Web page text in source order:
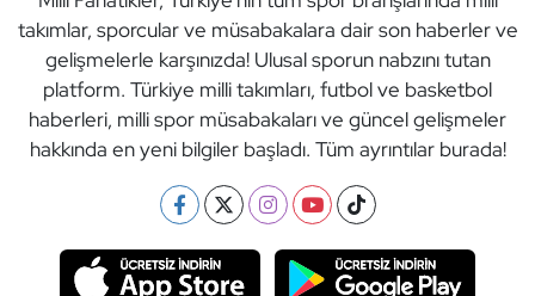
takımlar, sporcular ve müsabakalara dair son haberler ve
gelişmelerle karşınızda! Ulusal sporun nabzını tutan
platform. Türkiye milli takımları, futbol ve basketbol
haberleri, milli spor müsabakaları ve güncel gelişmeler
hakkında en yeni bilgiler başladı. Tüm ayrıntılar burada!